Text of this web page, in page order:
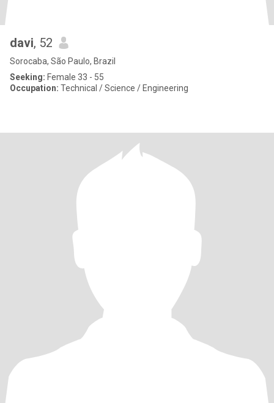
davi, 52
Sorocaba, São Paulo, Brazil
Seeking: Female 33 - 55
Occupation: Technical / Science / Engineering